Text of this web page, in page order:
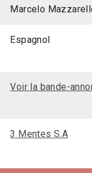
Marcelo
Espagnol
Voir la bande-
3 Mentes S.A